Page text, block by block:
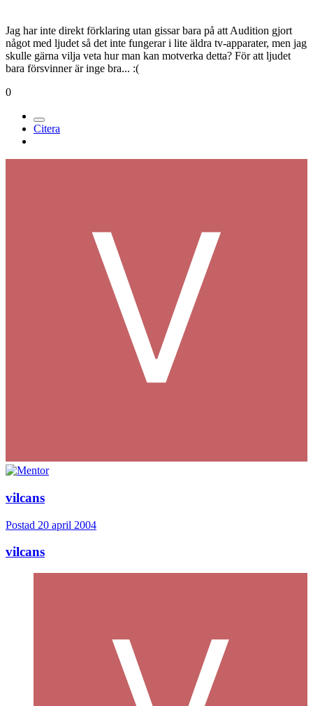
Jag har inte direkt förklaring utan gissar bara på att Audition gjort
något med ljudet så det inte fungerar i lite äldra tv-apparater, men jag
skulle gärna vilja veta hur man kan motverka detta? För att ljudet
bara försvinner är inge bra... :(
0
Citera
vilcans
Postad 20 april 2004
vilcans